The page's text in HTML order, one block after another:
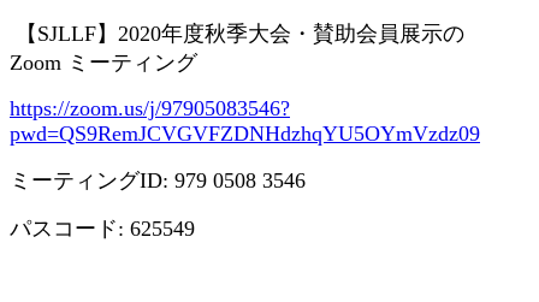
【 SJLLF】 2020年度秋季大会・賛助会員展示の
Zoom ミーティング
https://zoom.us/j/97905083546?
pwd=QS9RemJCVGVFZDNHdzhqYU5OYmVzdz09
ミーティングID: 979 0508 3546
パスコード: 625549